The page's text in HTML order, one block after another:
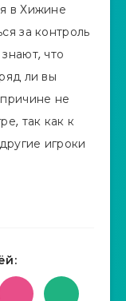
в Хижине
за контроль
что
ли вы
не
так как к
игроки